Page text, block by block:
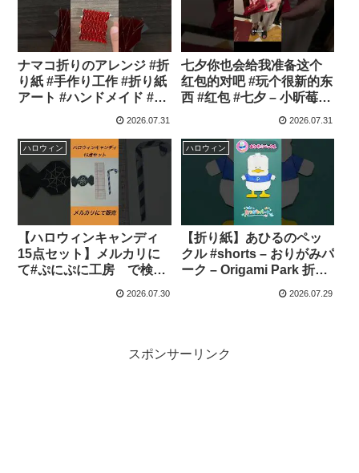
ナマコ折りのアレンジ #折
り紙 #手作り工作 #折り紙
アート #ハンドメイド #す
ごい #origami #作品制作
すれ #登録してね #登録お
願いします #ばずりたい –
しげがみ
2026.07.31
七夕你也会给我准备这个
红包的对吧 #玩个很新的东
西 #红包 #七夕 – 小昕莓柿
2026.07.31
ハロウィン
【ハロウィンキャンディ
15点セット】メルカリに
て#ぷにぷに工房 で検索
2026.07.30
ハロウィン
【折り紙】あひるのペッ
クル #shorts – おりがみパ
ーク – Origami Park 折り
2026.07.29
スポンサーリンク